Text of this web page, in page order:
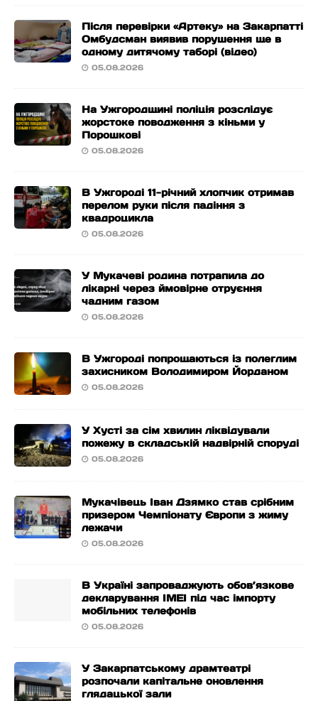
Після перевірки «Артеку» на Закарпатті
Омбудсман виявив порушення ще в
одному дитячому таборі (відео)
05.08.2026
На Ужгородщині поліція розслідує
жорстоке поводження з кіньми у
Порошкові
05.08.2026
В Ужгороді 11-річний хлопчик отримав
перелом руки після падіння з
квадроцикла
05.08.2026
У Мукачеві родина потрапила до
лікарні через ймовірне отруєння
чадним газом
05.08.2026
В Ужгороді попрощаються із полеглим
захисником Володимиром Йорданом
05.08.2026
У Хусті за сім хвилин ліквідували
пожежу в складській надвірній споруді
05.08.2026
Мукачівець Іван Дзямко став срібним
призером Чемпіонату Європи з жиму
лежачи
05.08.2026
В Україні запроваджують обов’язкове
декларування IMEI під час імпорту
мобільних телефонів
05.08.2026
У Закарпатському драмтеатрі
розпочали капітальне оновлення
глядацької зали